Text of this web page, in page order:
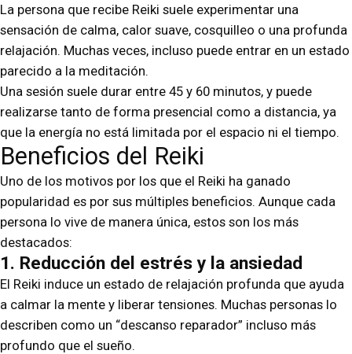
La persona que recibe Reiki suele experimentar una
sensación de calma, calor suave, cosquilleo o una profunda
relajación. Muchas veces, incluso puede entrar en un estado
parecido a la meditación.
Una sesión suele durar entre 45 y 60 minutos, y puede
realizarse tanto de forma presencial como a distancia, ya
que la energía no está limitada por el espacio ni el tiempo.
Beneficios del Reiki
Uno de los motivos por los que el Reiki ha ganado
popularidad es por sus múltiples beneficios. Aunque cada
persona lo vive de manera única, estos son los más
destacados:
1. Reducción del estrés y la ansiedad
El Reiki induce un estado de relajación profunda que ayuda
a calmar la mente y liberar tensiones. Muchas personas lo
describen como un “descanso reparador” incluso más
profundo que el sueño.